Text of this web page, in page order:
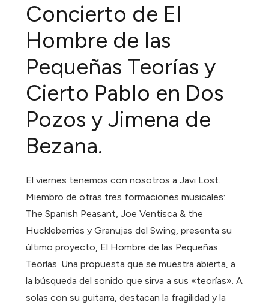
Concierto de El
Hombre de las
Pequeñas Teorías y
Cierto Pablo en Dos
Pozos y Jimena de
Bezana.
El viernes tenemos con nosotros a Javi Lost.
Miembro de otras tres formaciones musicales:
The Spanish Peasant, Joe Ventisca & the
Huckleberries y Granujas del Swing, presenta su
último proyecto, El Hombre de las Pequeñas
Teorías. Una propuesta que se muestra abierta, a
la búsqueda del sonido que sirva a sus «teorías». A
solas con su guitarra, destacan la fragilidad y la